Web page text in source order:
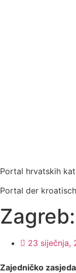
Portal hrvatskih
Portal der
23 siječnja,
Zajedničko